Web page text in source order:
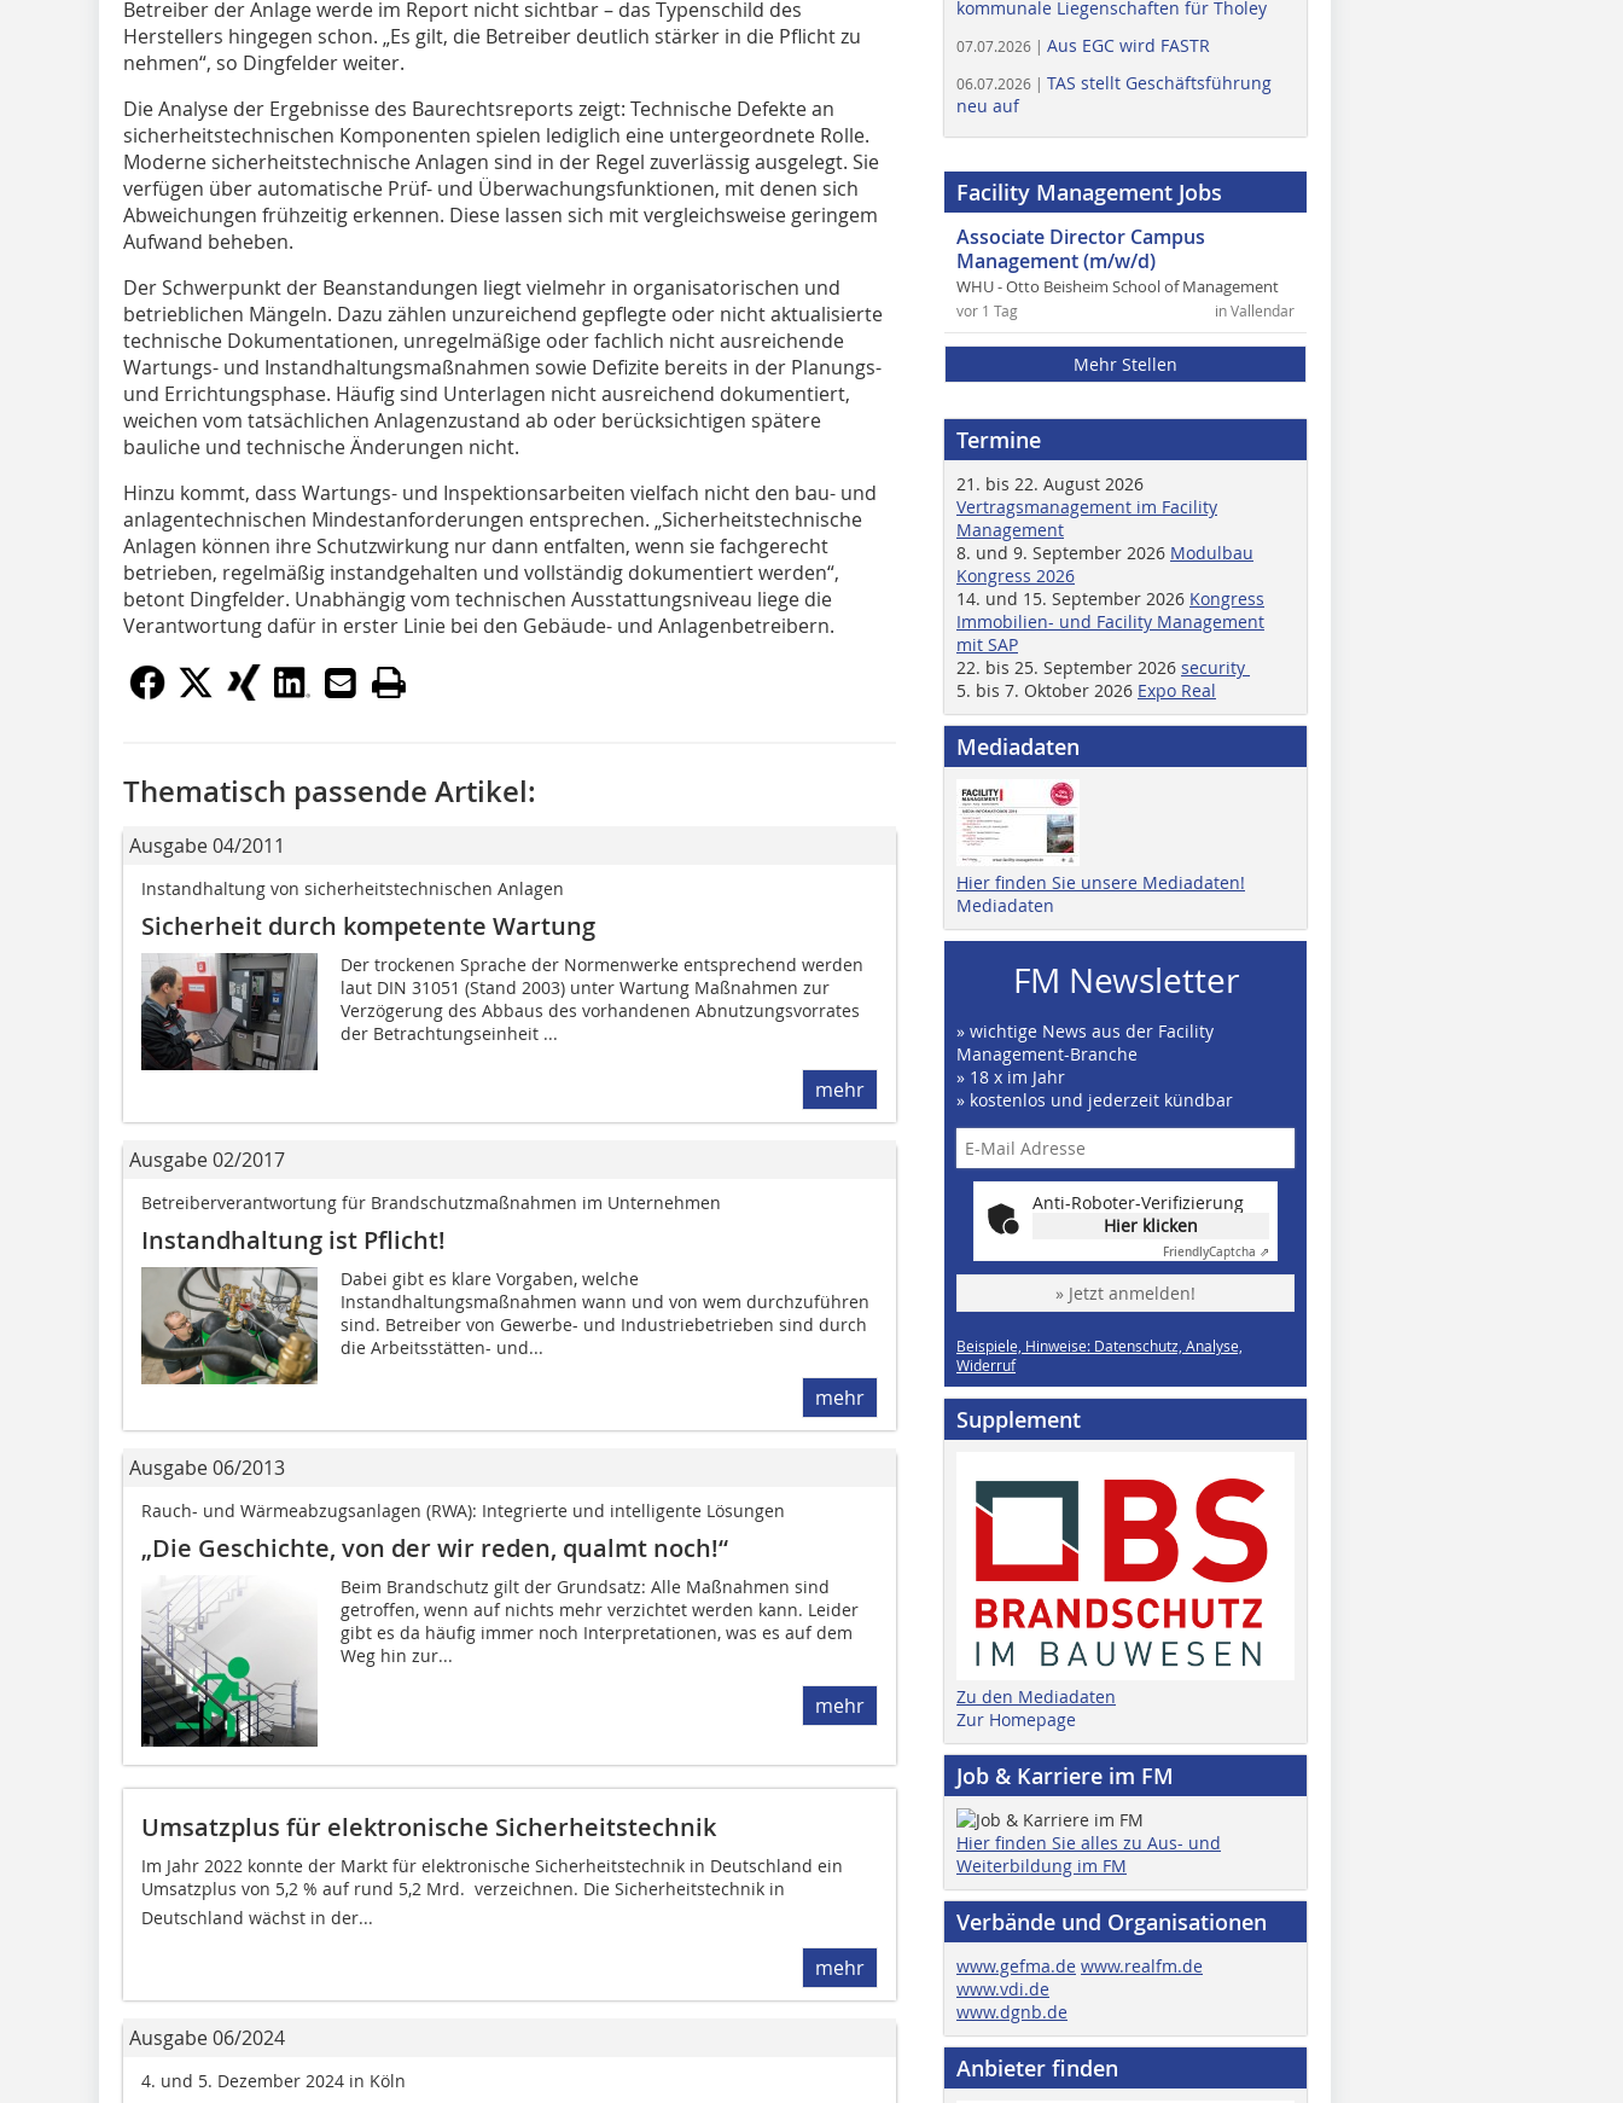
Betreiber der Anlage werde im Report nicht sichtbar – das Typenschild des
Herstellers hingegen schon. „Es gilt, die Betreiber deutlich stärker in die Pflicht zu
nehmen“, so Dingfelder weiter.
Die Analyse der Ergebnisse des Baurechtsreports zeigt: Technische Defekte an
sicherheitstechnischen Komponenten spielen lediglich eine untergeordnete Rolle.
Moderne sicherheitstechnische Anlagen sind in der Regel zuverlässig ausgelegt. Sie
verfügen über automatische Prüf- und Überwachungsfunktionen, mit denen sich
Abweichungen frühzeitig erkennen. Diese lassen sich mit vergleichsweise geringem
Aufwand beheben.
Der Schwerpunkt der Beanstandungen liegt vielmehr in organisatorischen und
betrieblichen Mängeln. Dazu zählen unzureichend gepflegte oder nicht aktualisierte
technische Dokumentationen, unregelmäßige oder fachlich nicht ausreichende
Wartungs- und Instandhaltungsmaßnahmen sowie Defizite bereits in der Planungs-
und Errichtungsphase. Häufig sind Unterlagen nicht ausreichend dokumentiert,
weichen vom tatsächlichen Anlagenzustand ab oder berücksichtigen spätere
bauliche und technische Änderungen nicht.
Hinzu kommt, dass Wartungs- und Inspektionsarbeiten vielfach nicht den bau- und
anlagentechnischen Mindestanforderungen entsprechen. „Sicherheitstechnische
Anlagen können ihre Schutzwirkung nur dann entfalten, wenn sie fachgerecht
betrieben, regelmäßig instandgehalten und vollständig dokumentiert werden“,
betont Dingfelder. Unabhängig vom technischen Ausstattungsniveau liege die
Verantwortung dafür in erster Linie bei den Gebäude- und Anlagenbetreibern.
Thematisch passende Artikel:
Ausgabe 04/2011
Instandhaltung von sicherheitstechnischen Anlagen
Sicherheit durch kompetente Wartung
Der trockenen Sprache der Normenwerke entsprechend werden
laut DIN 31051 (Stand 2003) unter Wartung Maßnahmen zur
Verzögerung des Abbaus des vorhandenen Abnutzungsvorrates
der Betrachtungseinheit ...
mehr
Ausgabe 02/2017
Betreiberverantwortung für Brandschutzmaßnahmen im Unternehmen
Instandhaltung ist Pflicht!
Dabei gibt es klare Vorgaben, welche
Instandhaltungsmaßnahmen wann und von wem durchzuführen
sind. Betreiber von Gewerbe- und Industriebetrieben sind durch
die Arbeitsstätten- und...
mehr
Ausgabe 06/2013
Rauch- und Wärmeabzugsanlagen (RWA): Integrierte und intelligente ­Lösungen
„Die Geschichte, von der wir reden, qualmt noch!“
Beim Brandschutz gilt der Grundsatz: Alle Maßnahmen sind
getroffen, wenn auf nichts mehr verzichtet werden kann. Leider
gibt es da häufig immer noch Interpretationen, was es auf dem
Weg hin zur...
mehr
Umsatzplus für elektronische Sicherheitstechnik
Im Jahr 2022 konnte der Markt für elektronische Sicherheitstechnik in Deutschland ein
Umsatzplus von 5,2 % auf rund 5,2 Mrd.  verzeichnen. Die Sicherheitstechnik in
Deutschland wächst in der...
mehr
Ausgabe 06/2024
4. und 5. Dezember 2024 in Köln
kommunale Liegenschaften für Tholey
07.07.2026 | Aus EGC wird FASTR
06.07.2026 | TAS stellt Geschäftsführung
neu auf
Facility Management Jobs
Associate Director Campus
Management (m/w/d)
WHU - Otto Beisheim School of Management
in Vallendar
vor 1 Tag
Mehr Stellen
Termine
21. bis 22. August 2026
Vertragsmanagement im Facility
Management
8. und 9. September 2026 Modulbau
Kongress 2026
14. und 15. September 2026 Kongress
Immobilien- und Facility Management
mit SAP
22. bis 25. September 2026 security
5. bis 7. Oktober 2026 Expo Real
Mediadaten
Hier finden Sie unsere Mediadaten!
Mediadaten
FM Newsletter
» wichtige News aus der Facility
Management-Branche
» 18 x im Jahr
» kostenlos und jederzeit kündbar
Anti-Roboter-Verifizierung
Hier klicken
FriendlyCaptcha ⇗
» Jetzt anmelden!
Beispiele, Hinweise: Datenschutz, Analyse,
Widerruf
Supplement
Zu den Mediadaten
Zur Homepage
Job & Karriere im FM
Hier finden Sie alles zu Aus- und
Weiterbildung im FM
Verbände und Organisationen
www.gefma.de www.realfm.de
www.vdi.de
www.dgnb.de
Anbieter finden